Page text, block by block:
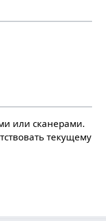
или сканерами.
текущему